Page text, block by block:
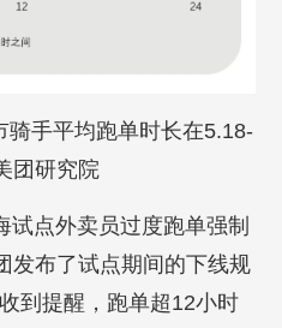
骑手平均跑单时长在5.18-
团研究院
试点外卖员过度跑单强制
发布了试点期间的下线规
到提醒，跑单超12小时